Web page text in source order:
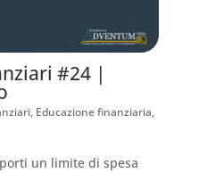
#24 |
, Educazione finanziaria,
un limite di spesa